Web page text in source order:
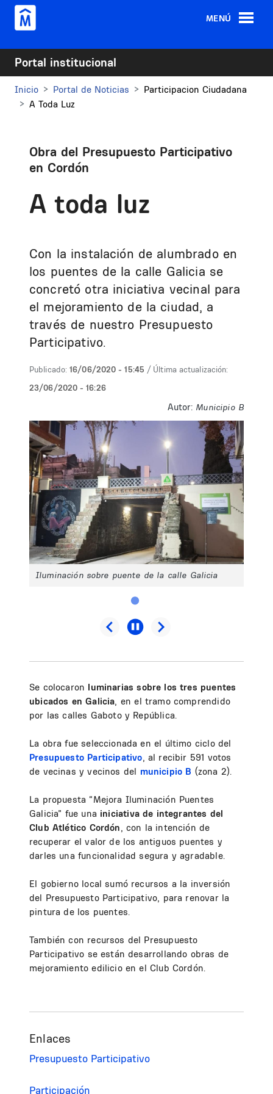
Pasar al contenido principal
MENÚ
Portal institucional
Inicio Portal de Noticias
Participacion Ciudadana
A Toda Luz
Obra del Presupuesto Participativo
en Cordón
A toda luz
Con la instalación de alumbrado en
los puentes de la calle Galicia se
concretó otra iniciativa vecinal para
el mejoramiento de la ciudad, a
través de nuestro Presupuesto
Participativo.
Publicado: 16/06/2020 - 15:45 / Última actualización:
23/06/2020 - 16:26
Autor: Municipio B
Iluminación sobre puente de la calle Galicia
Se colocaron luminarias sobre los tres puentes
ubicados en Galicia, en el tramo comprendido
por las calles Gaboto y República.
La obra fue seleccionada en el último ciclo del
Presupuesto Participativo, al recibir 591 votos
de vecinas y vecinos del municipio B (zona 2).
La propuesta “Mejora Iluminación Puentes
Galicia” fue una iniciativa de integrantes del
Club Atlético Cordón, con la intención de
recuperar el valor de los antiguos puentes y
darles una funcionalidad segura y agradable.
El gobierno local sumó recursos a la inversión
del Presupuesto Participativo, para renovar la
pintura de los puentes.
También con recursos del Presupuesto
Participativo se están desarrollando obras de
mejoramiento edilicio en el Club Cordón.
Enlaces
Presupuesto Participativo
Participación